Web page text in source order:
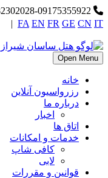
FA EN FR GE CN IT
|
Open Menu
خانه
رزرواسیون آنلاین
درباره ما
اخبار
اتاق ها
خدمات و امکانات
کافی شاپ
لابی
قوانین و مقررات